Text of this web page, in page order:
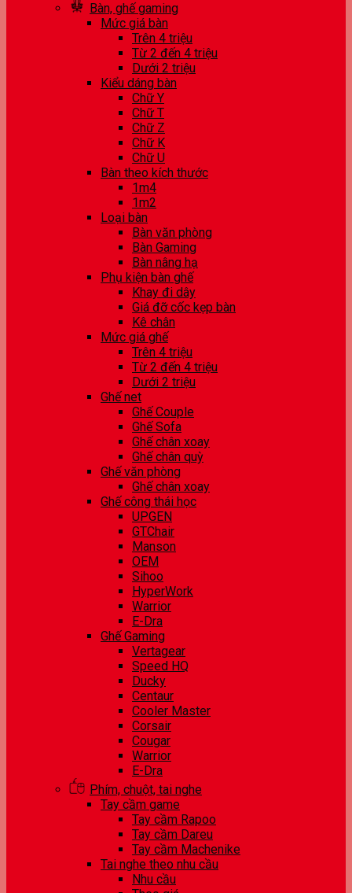
Bàn, ghế gaming
Mức giá bàn
Trên 4 triệu
Từ 2 đến 4 triệu
Dưới 2 triệu
Kiểu dáng bàn
Chữ Y
Chữ T
Chữ Z
Chữ K
Chữ U
Bàn theo kích thước
1m4
1m2
Loại bàn
Bàn văn phòng
Bàn Gaming
Bàn nâng hạ
Phụ kiện bàn ghế
Khay đi dây
Giá đỡ cốc kẹp bàn
Kê chân
Mức giá ghế
Trên 4 triệu
Từ 2 đến 4 triệu
Dưới 2 triệu
Ghế net
Ghế Couple
Ghế Sofa
Ghế chân xoay
Ghế chân quỳ
Ghế văn phòng
Ghế chân xoay
Ghế công thái học
UPGEN
GTChair
Manson
OEM
Sihoo
HyperWork
Warrior
E-Dra
Ghế Gaming
Vertagear
Speed HQ
Ducky
Centaur
Cooler Master
Corsair
Cougar
Warrior
E-Dra
Phím, chuột, tai nghe
Tay cầm game
Tay cầm Rapoo
Tay cầm Dareu
Tay cầm Machenike
Tai nghe theo nhu cầu
Nhu cầu